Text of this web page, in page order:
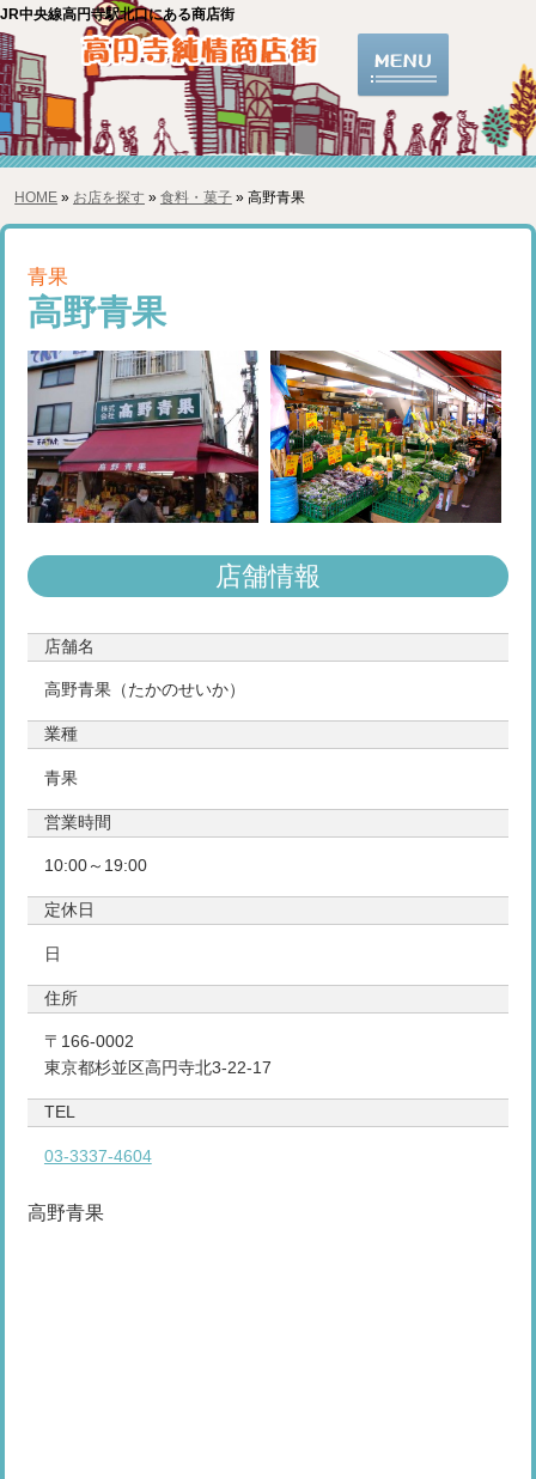
JR中央線高円寺駅北口にある商店街
HOME » お店を探す » 食料・菓子» 高野青果
青果
高野青果
店舗情報
店舗名
高野青果（たかのせいか）
業種
青果
営業時間
10:00～19:00
定休日
日
住所
〒166-0002
東京都杉並区高円寺北3-22-17
TEL
03-3337-4604
高野青果